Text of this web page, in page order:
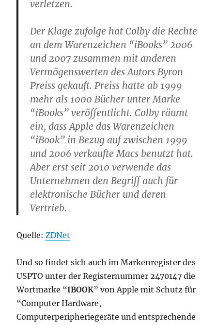
verletzen.
Der Klage zufolge hat Colby die Rechte
an dem Warenzeichen “iBooks” 2006
und 2007 zusammen mit anderen
Vermögenswerten des Autors Byron
Preiss gekauft. Preiss hatte ab 1999
mehr als 1000 Bücher unter Marke
“iBooks” veröffentlicht. Colby räumt
ein, dass Apple das Warenzeichen
“iBook” in Bezug auf zwischen 1999
und 2006 verkaufte Macs benutzt hat.
Aber erst seit 2010 verwende das
Unternehmen den Begriff auch für
elektronische Bücher und deren
Vertrieb.
Quelle:ZDNet
Und so findet sich auch im Markenregister des
USPTO unter der Registernummer 2470147 die
Wortmarke “IBOOK” von Apple mit Schutz für
“Computer Hardware,
Computerperipheriegeräte und entsprechende